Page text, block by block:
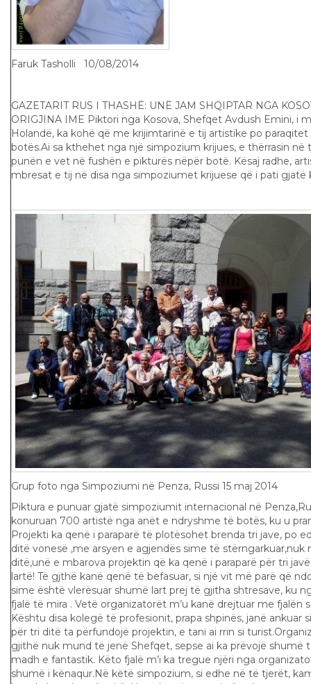
Faruk Tasholli 10/08/2014
GAZETARIT RUS I THASHË: UNË JAM SHQIPTAR NGA
ORIGJINA IME Piktori nga Kosova, Shefqet Avdush Emini, i
Holandë, ka kohë që me krijimtarinë e tij artistike po
botës.Ai sa kthehet nga një simpozium krijues, e thërrasin
punën e vet në fushën e pikturës nëpër botë. Kësaj radhe,
mbresat e tij në disa nga simpoziumet krijuese që i pati gjatë
Grup foto nga Simpoziumi në Penza, Russi 15 maj 2014
Piktura e punuar gjatë simpoziumit internacional në
konuruan 700 artistë nga anët e ndryshme të botës, ku u
Projekti ka qenë i paraparë të plotësohet brenda tri jave, po
ditë vonesë ,me arsyen e agjendës sime të
ditë,unë e mbarova projektin që ka qenë i paraparë për tri
lartë! Të gjthë kanë qenë të befasuar, si një vit më parë që
sime është vlerësuar shumë lart prej të gjitha shtresave, ku
fjalë të mira . Vetë organizatorët m’u kanë drejtuar me fjalën
Kështu disa kolegë të profesionit, prapa shpinës, janë ankuar
për tri ditë ta përfundojë projektin, e tani ai rrin si
gjithë nuk mund të jenë Shefqet, sepse ai ka prëvojë shumë
madh e fantastik. Këto fjalë m’i ka tregue njëri nga
shumë i kënaqur.Në këtë simpozium, si edhe në të tjerët,